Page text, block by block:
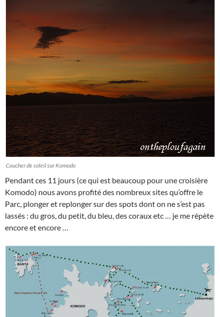
Coucher de soleil sur Komodo
Pendant ces 11 jours (ce qui est beaucoup pour une croisière
Komodo) nous avons profité des nombreux sites qu’offre le
Parc, plonger et replonger sur des spots dont on ne s’est pas
lassés : du gros, du petit, du bleu, des coraux etc … je me répète
encore et encore …